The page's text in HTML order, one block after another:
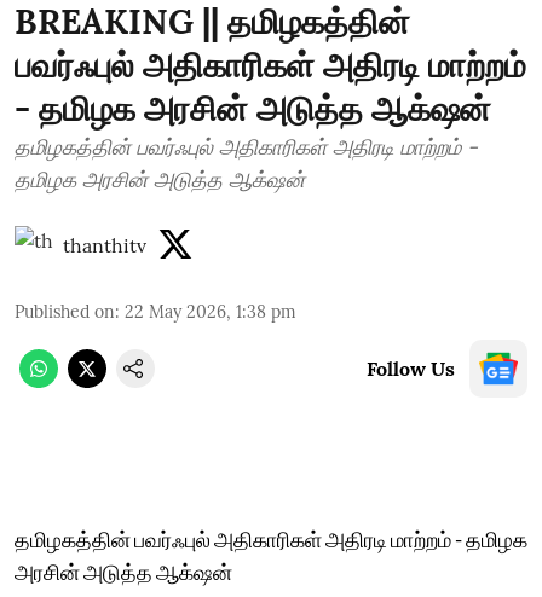
BREAKING || தமிழகத்தின்
பவர்ஃபுல் அதிகாரிகள் அதிரடி மாற்றம்
- தமிழக அரசின் அடுத்த ஆக்‌ஷன்
தமிழகத்தின் பவர்ஃபுல் அதிகாரிகள் அதிரடி மாற்றம் -
தமிழக அரசின் அடுத்த ஆக்‌ஷன்
thanthitv
Published on: 22 May 2026, 1:38 pm
Follow Us
தமிழகத்தின் பவர்ஃபுல் அதிகாரிகள் அதிரடி மாற்றம் - தமிழக
அரசின் அடுத்த ஆக்‌ஷன்